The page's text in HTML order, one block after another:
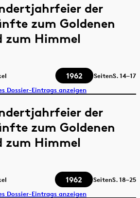
der
zum Goldenen
zum Himmel
1962 SeitenS.14–17
Dossier-Eintrags anzeigen
der
zum Goldenen
zum Himmel
1962 SeitenS.18–25
Dossier-Eintrags anzeigen